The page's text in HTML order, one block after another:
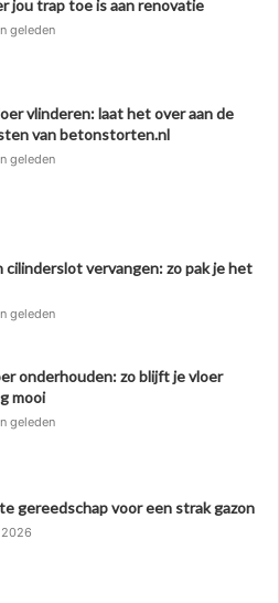
jou trap toe is aan renovatie
geleden
vlinderen: laat het over aan de
van betonstorten.nl
geleden
cilinderslot vervangen: zo pak je het
geleden
onderhouden: zo blijft je vloer
mooi
geleden
gereedschap voor een strak gazon